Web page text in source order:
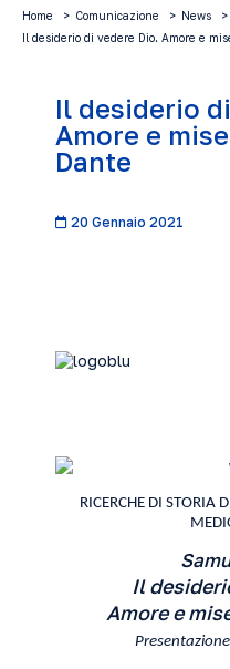
Home Comunicazione
News
Il desiderio di vedere Dio. Amore e
Il desiderio
Amore e
Dante
20 Gennaio 2021
RICERCHE DI STORIA
Il
Amore e